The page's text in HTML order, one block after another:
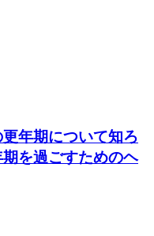
年期について知ろ
を過ごすためのヘ